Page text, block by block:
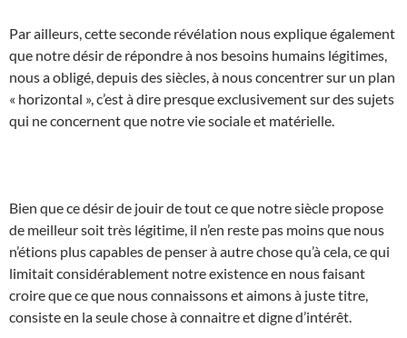
Par ailleurs, cette seconde révélation nous explique également
que notre désir de répondre à nos besoins humains légitimes,
nous a obligé, depuis des siècles, à nous concentrer sur un plan
« horizontal », c’est à dire presque exclusivement sur des sujets
qui ne concernent que notre vie sociale et matérielle.
Bien que ce désir de jouir de tout ce que notre siècle propose
de meilleur soit très légitime, il n’en reste pas moins que nous
n’étions plus capables de penser à autre chose qu’à cela, ce qui
limitait considérablement notre existence en nous faisant
croire que ce que nous connaissons et aimons à juste titre,
consiste en la seule chose à connaitre et digne d’intérêt.